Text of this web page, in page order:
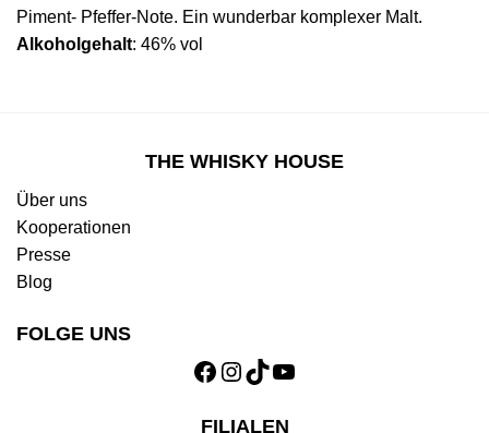
Piment- Pfeffer-Note. Ein wunderbar komplexer Malt.
Alkoholgehalt: 46% vol
THE WHISKY HOUSE
Über uns
Kooperationen
Presse
Blog
FOLGE UNS
Facebook
Instagram
TikTokYouTube
FILIALEN